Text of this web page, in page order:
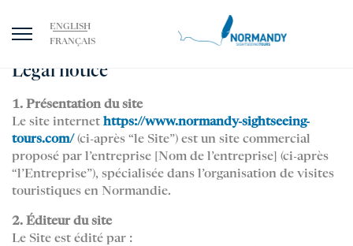
ENGLISH
FRANÇAIS
Legal notice
1. Présentation du site
Le site internet https://www.normandy-sightseeing-
tours.com/ (ci-après “le Site”) est un site commercial
proposé par l’entreprise [Nom de l’entreprise] (ci-après
“l’Entreprise”), spécialisée dans l’organisation de visites
touristiques en Normandie.
2. Éditeur du site
Le Site est édité par :